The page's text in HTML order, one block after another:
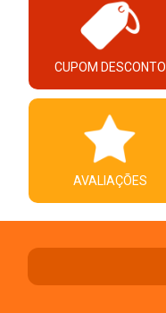
CUPOM DESCONTO
AVALIAÇÕES